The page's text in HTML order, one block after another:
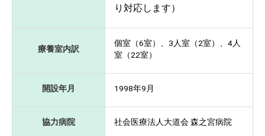
り対応します）
療養室内訳
個室（6室）、3人室（2室）、4人
室（22室）
開設年月 1998年9月
協力病院 社会医療法人大道会 森之宮病院